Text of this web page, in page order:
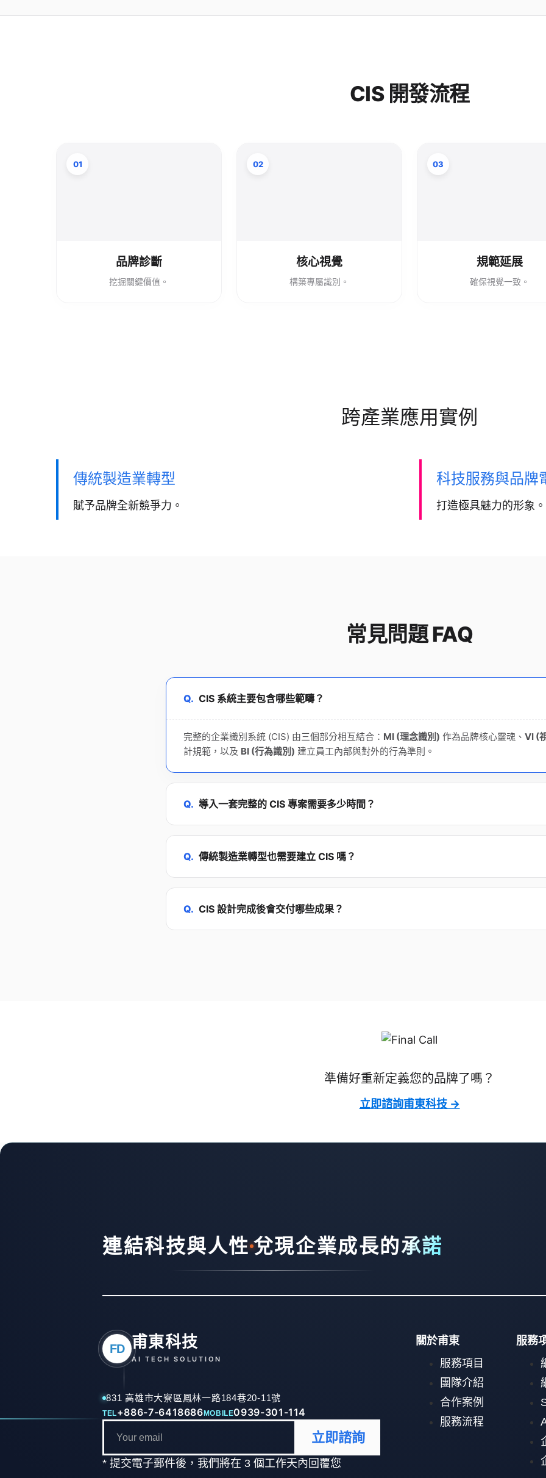
CIS 開發流程
01
品牌診斷
挖掘關鍵價值。
02
核心視覺
構築專屬識別。
03
規範延展
確保視覺一致。
跨產業應用實例
傳統製造業轉型
賦予品牌全新競爭力。
科技服務與品牌
打造極具魅力的形象。
常見問題 FAQ
Q. CIS 系統主要包含哪些範疇？
完整的企業識別系統 (CIS) 由三個部分相互結合： MI (理念識別) 作為品牌核心靈魂、 VI (
計規範，以及 BI (行為識別) 建立員工內部與對外的行為準則。
Q. 導入一套完整的 CIS 專案需要多少時間？
Q. 傳統製造業轉型也需要建立 CIS 嗎？
Q. CIS 設計完成後會交付哪些成果？
準備好重新定義您的品牌了嗎？
立即諮詢甫東科技 →
連結科技與人性兌現企業成長的承諾
FD 甫東科技
AI TECH SOLUTION
831 高雄市大寮區鳳林一路184巷20-11號
TEL+886-7-6418686 MOBILE0939-301-114
立即諮詢
* 提交電子郵件後，我們將在 3 個工作天內回覆您
關於甫東
服務項目
團隊介紹
合作案例
服務流程
服務